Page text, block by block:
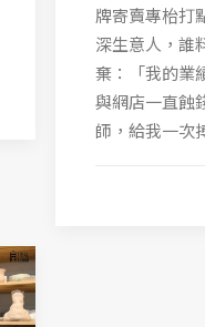
牌寄賣專枱打
深生意人，誰
棄：「我的業
與網店一直蝕
師，給我一次